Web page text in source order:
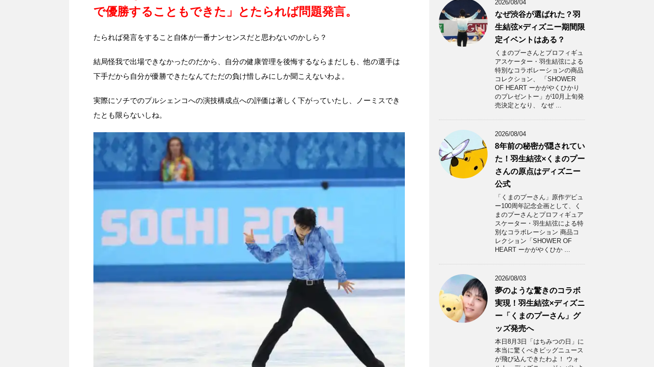
で優勝することもできた」とたられば問題発言。
たられば発言をすること自体が一番ナンセンスだと思わないのかしら？
結局怪我で出場できなかったのだから、自分の健康管理を後悔するならまだしも、他の選手は
下手だから自分が優勝できたなんてただの負け惜しみにしか聞こえないわよ。
実際にソチでのプルシェンコへの演技構成点への評価は著しく下がっていたし、ノーミスでき
たとも限らないしね。
2026/08/04
なぜ渋谷が選ばれた？羽
生結弦×ディズニー期間限
定イベントはある？
くまのプーさんとプロフィギュ
アスケーター・羽生結弦による
特別なコラボレーションの商品
コレクション、 「SHOWER
OF HEART ーかがやくひかり
のプレゼントー」が10月上旬発
売決定となり、 なぜ ...
2026/08/04
8年前の秘密が隠されてい
た！羽生結弦×くまのプー
さんの原点はディズニー
公式
「くまのプーさん」原作デビュ
ー100周年記念企画として、く
まのプーさんとプロフィギュア
スケーター・羽生結弦による特
別なコラボレーション 商品コ
レクション「SHOWER OF
HEART ーかがやくひか ...
2026/08/03
夢のような驚きのコラボ
実現！羽生結弦×ディズニ
ー「くまのプーさん」グ
ッズ発売へ
本日8月3日「はちみつの日」に
本当に驚くべきビッグニュース
が飛び込んできたわよ！ ウォ